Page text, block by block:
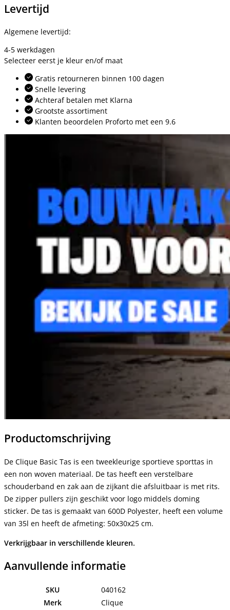
Levertijd
Algemene levertijd:
4-5 werkdagen
Selecteer eerst je kleur en/of maat
Gratis retourneren binnen 100 dagen
Snelle levering
Achteraf betalen met Klarna
Grootste assortiment
Klanten beoordelen Proforto met een 9.6
Productomschrijving
De Clique Basic Tas is een tweekleurige sportieve sporttas in
een non woven materiaal. De tas heeft een verstelbare
schouderband en zak aan de zijkant die afsluitbaar is met rits.
De zipper pullers zijn geschikt voor logo middels doming
sticker. De tas is gemaakt van 600D Polyester, heeft een volume
van 35l en heeft de afmeting: 50x30x25 cm.
Verkrijgbaar in verschillende kleuren.
Aanvullende informatie
SKU
040162
Merk
Clique